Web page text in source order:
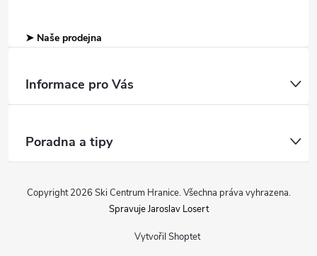
➤ Naše prodejna
Informace pro Vás
Poradna a tipy
Vytvořil Shoptet
Copyright 2026 Ski Centrum Hranice. Všechna práva vyhrazena.
Spravuje Jaroslav Losert